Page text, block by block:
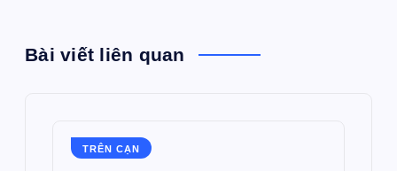
Bài viết liên quan
TRÊN CẠN